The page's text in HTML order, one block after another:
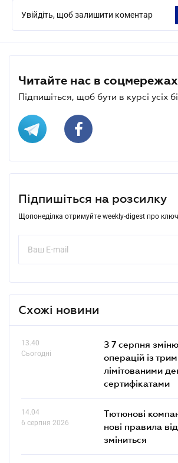
Увійдіть, щоб залишити коментар
Читайте нас в
Підпишіться, щоб бути в курсі усіх
Підпишіться на розсилку
Щопонеділка отримуйте weekly-digest про
Схожі новини
13.40
Сьогодні
З 7 серпня
операцій із
лімітованими
сертифікатами
14.04
6 серпня 2026
Тютюнові
нові правила
зміниться